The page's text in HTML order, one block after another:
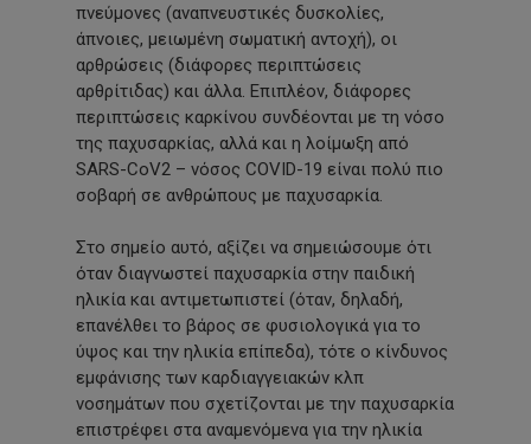
πνεύμονες (αναπνευστικές δυσκολίες,
άπνοιες, μειωμένη σωματική αντοχή), οι
αρθρώσεις (διάφορες περιπτώσεις
αρθρίτιδας) και άλλα. Επιπλέον, διάφορες
περιπτώσεις καρκίνου συνδέονται με τη νόσο
της παχυσαρκίας, αλλά και η λοίμωξη από
SARS-CoV2 – νόσος COVID-19 είναι πολύ πιο
σοβαρή σε ανθρώπους με παχυσαρκία.
Στο σημείο αυτό, αξίζει να σημειώσουμε ότι
όταν διαγνωστεί παχυσαρκία στην παιδική
ηλικία και αντιμετωπιστεί (όταν, δηλαδή,
επανέλθει το βάρος σε φυσιολογικά για το
ύψος και την ηλικία επίπεδα), τότε ο κίνδυνος
εμφάνισης των καρδιαγγειακών κλπ
νοσημάτων που σχετίζονται με την παχυσαρκία
επιστρέφει στα αναμενόμενα για την ηλικία